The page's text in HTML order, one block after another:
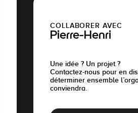
COLLABORER AVEC
Pierre-Henri
Une idée ? Un projet ?
Contactez-nous pour en
déterminer ensemble
conviendra.